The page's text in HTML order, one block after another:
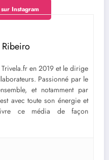
Instagram
en 2019 et le dirige
Passionné par le
et notamment par
avec toute son énergie et
ce média de façon